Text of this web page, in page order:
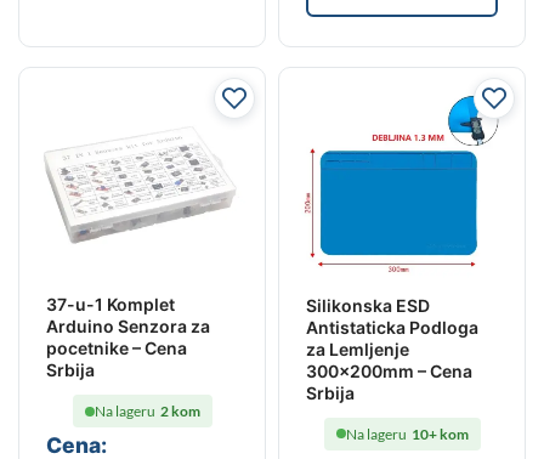
37-u-1 Komplet
Arduino Senzora za
pocetnike – Cena
Srbija
Cena:
Na lageru 2 kom
Silikonska ESD
Antistaticka Podloga
za Lemljenje
300x200mm – Cena
Srbija
Na lageru 10+ kom